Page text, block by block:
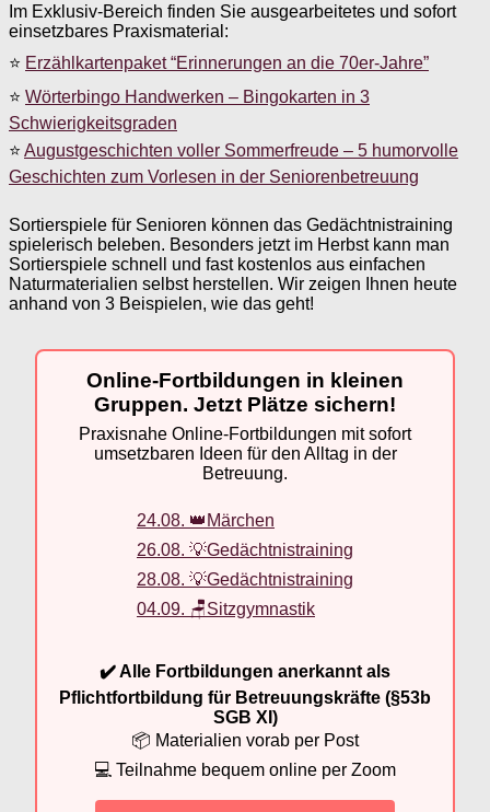
Im Exklusiv-Bereich finden Sie ausgearbeitetes und sofort
einsetzbares Praxismaterial:
⭐ Erzählkartenpaket “Erinnerungen an die 70er-Jahre”
⭐ Wörterbingo Handwerken – Bingokarten in 3
Schwierigkeitsgraden
⭐ Augustgeschichten voller Sommerfreude – 5 humorvolle
Geschichten zum Vorlesen in der Seniorenbetreuung
Sortierspiele für Senioren können das Gedächtnistraining
spielerisch beleben. Besonders jetzt im Herbst kann man
Sortierspiele schnell und fast kostenlos aus einfachen
Naturmaterialien selbst herstellen. Wir zeigen Ihnen heute
anhand von 3 Beispielen, wie das geht!
Online-Fortbildungen in kleinen
Gruppen. Jetzt Plätze sichern!
Praxisnahe Online-Fortbildungen mit sofort
umsetzbaren Ideen für den Alltag in der
Betreuung.
24.08. 👑Märchen
26.08. 💡Gedächtnistraining
28.08. 💡Gedächtnistraining
04.09. 🪑Sitzgymnastik
✔️ Alle Fortbildungen anerkannt als
Pflichtfortbildung für Betreuungskräfte (§53b
SGB XI)
📦 Materialien vorab per Post
💻 Teilnahme bequem online per Zoom